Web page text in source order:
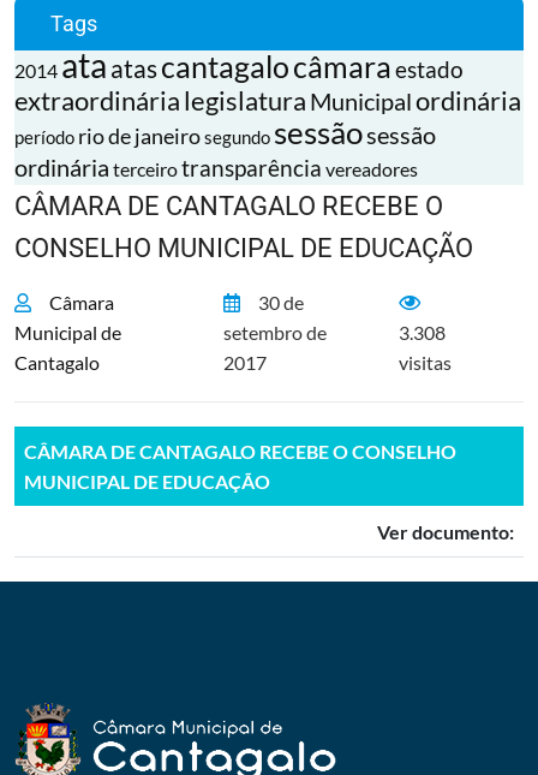
Tags
2014 ata atascantagalocâmaraestado
extraordinárialegislatura Municipalordinária
período rio de janeirosegundo sessãosessão
ordinária terceirotransparência vereadores
CÂMARA DE CANTAGALO RECEBE O
CONSELHO MUNICIPAL DE EDUCAÇÃO
Câmara
Municipal de
Cantagalo
30 de
setembro de
2017
3.308
visitas
CÂMARA DE CANTAGALO RECEBE O CONSELHO
MUNICIPAL DE EDUCAÇÃO
Ver documento: